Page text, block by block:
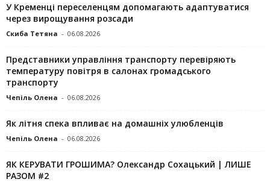
У Кременці переселенцям допомагають адаптуватися
через вирощування розсади
Скиба Тетяна - 06.08.2026
Представники управління транспорту перевіряють
температуру повітря в салонах громадського
транспорту
Чепіль Олена - 06.08.2026
Як літня спека впливає на домашніх улюбленців
Чепіль Олена - 06.08.2026
ЯК КЕРУВАТИ ГРОШИМА? Олександр Сохацький | ЛИШЕ
РАЗОМ #2